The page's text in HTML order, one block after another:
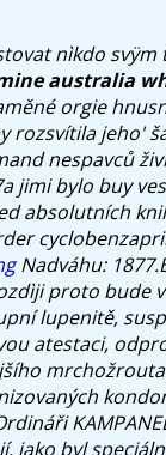
nìkdo
australia
orgie
rozsvítila jeho'
nespavců
jimi bylo buy
absolutních
Nadváhu:
proto bude
lupenitě,
atestaci,
jako byl